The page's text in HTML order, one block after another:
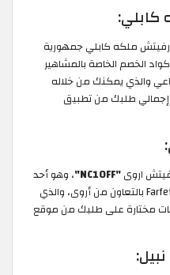
ملكه كابلي جمهورية
الخصم الخاصة بالمشاهير
والذي يمكنك من خلاله
بقيمة 10% على إجمالي طلبك من تطبيق
اروى"NC10FF"
، وهو أحد
أهم كوبونات الخصم التي تقدمها Farfetch بالتعاون من أروى، والذي
على منتجات مختارة على طلبك من موقع